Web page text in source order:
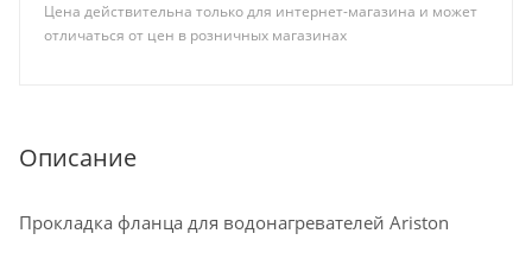
Цена действительна только для интернет-магазина и может
отличаться от цен в розничных магазинах
Описание
Прокладка фланца для водонагревателей Ariston